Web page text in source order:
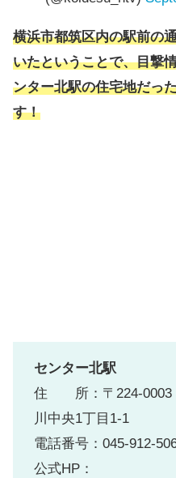
横浜市都筑区内の駅前の
いたということで、目撃
ンター北駅の住宅地だっ
す！
センター北駅
住 所：〒224-0003
川中央1丁目1-1
電話番号：045-912-
公式HP：